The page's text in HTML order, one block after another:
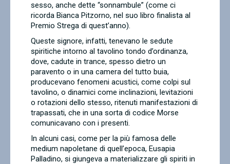
sesso, anche dette “sonnambule” (come ci
ricorda Bianca Pitzorno, nel suo libro finalista al
Premio Strega di quest’anno).
Queste signore, infatti, tenevano le sedute
spiritiche intorno al tavolino tondo d’ordinanza,
dove, cadute in trance, spesso dietro un
paravento o in una camera del tutto buia,
producevano fenomeni acustici, come colpi sul
tavolino, o dinamici come inclinazioni, levitazioni
o rotazioni dello stesso, ritenuti manifestazioni di
trapassati, che in una sorta di codice Morse
comunicavano con i presenti.
In alcuni casi, come per la più famosa delle
medium napoletane di quell’epoca, Eusapia
Palladino, si giungeva a materializzare gli spiriti in